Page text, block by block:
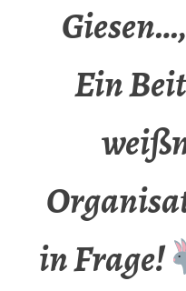
Ein
in Frage!